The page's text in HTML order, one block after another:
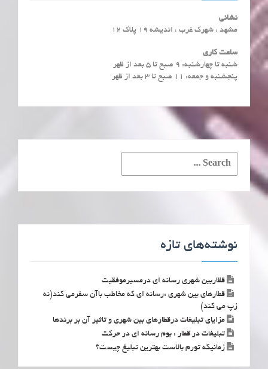
نشانی
مشهد ، شهرک غرب ، اندیشه 19 پلاک 12
ساعت کاری
شنبه تا چهارشنبه: ۹ صبح تا ۵ بعد از ظهر
پنجشنبه و جمعه: ۱۱ صبح تا ۳ بعد از ظهر
Search
نوشته‌های تازه
قظاربین شهری رسانه ای درمسیرموفقیت
قطارهای بین شهری :رسانه ای که مخاطب باآن سفرمی کند(نه
زپ می کند)
مزایای تبلیغات درقطارهای بین شهری و تاثیر آن بر برندها
تبلیغات در قطار : بوم رسانه ای در حرکت
زمانیکه تورم بالاست بهترین تبلیغ چیست؟